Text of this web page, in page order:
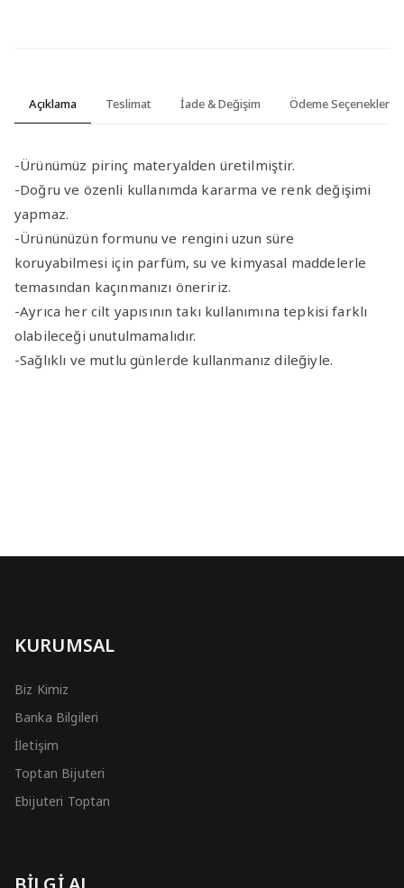
Açıklama Teslimat İade & Değişim Ödeme Seçenekleri
-Ürünümüz pirinç materyalden üretilmiştir.
-Doğru ve özenli kullanımda kararma ve renk değişimi
yapmaz.
-Ürününüzün formunu ve rengini uzun süre
koruyabilmesi için parfüm, su ve kimyasal maddelerle
temasından kaçınmanızı öneririz.
-Ayrıca her cilt yapısının takı kullanımına tepkisi farklı
olabileceği unutulmamalıdır.
-Sağlıklı ve mutlu günlerde kullanmanız dileğiyle.
KURUMSAL
Biz Kimiz
Banka Bilgileri
İletişim
Toptan Bijuteri
Ebijuteri Toptan